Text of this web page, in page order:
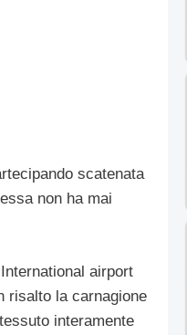
scatenata
non ha mai
airport
risalto la carnagione
interamente